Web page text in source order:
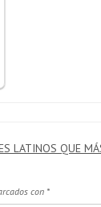
LATINOS QUE
con *